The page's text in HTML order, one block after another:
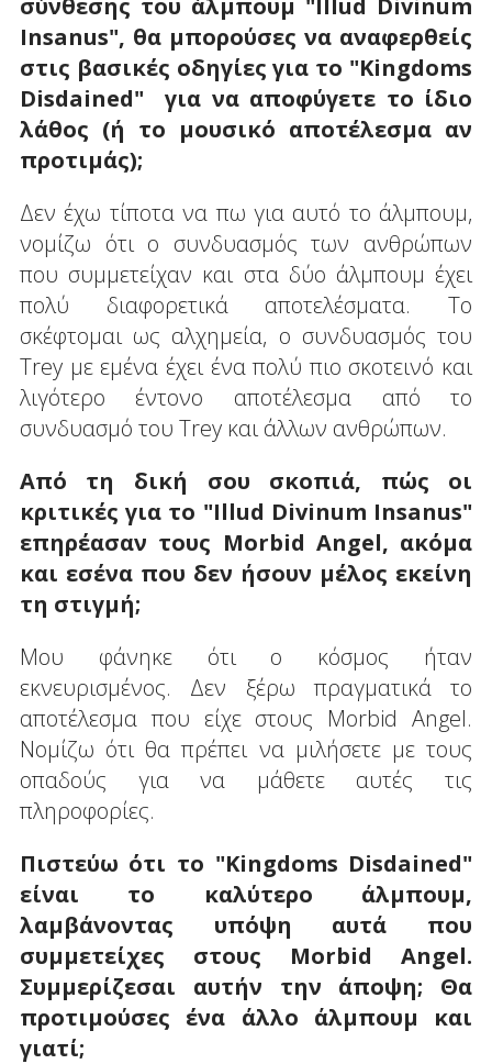
σύνθεσης του άλμπουμ "Illud Divinum
Insanus", θα μπορούσες να αναφερθείς
στις βασικές οδηγίες για το "Kingdoms
Disdained" για να αποφύγετε το ίδιο
λάθος (ή το μουσικό αποτέλεσμα αν
προτιμάς);
Δεν έχω τίποτα να πω για αυτό το άλμπουμ,
νομίζω ότι ο συνδυασμός των ανθρώπων
που συμμετείχαν και στα δύο άλμπουμ έχει
πολύ διαφορετικά αποτελέσματα. Το
σκέφτομαι ως αλχημεία, ο συνδυασμός του
Trey με εμένα έχει ένα πολύ πιο σκοτεινό και
λιγότερο έντονο αποτέλεσμα από το
συνδυασμό του Trey και άλλων ανθρώπων.
Από τη δική σου σκοπιά, πώς οι
κριτικές για το "Illud Divinum Insanus"
επηρέασαν τους Morbid Angel, ακόμα
και εσένα που δεν ήσουν μέλος εκείνη
τη στιγμή;
Μου φάνηκε ότι ο κόσμος ήταν
εκνευρισμένος. Δεν ξέρω πραγματικά το
αποτέλεσμα που είχε στους Morbid Angel.
Νομίζω ότι θα πρέπει να μιλήσετε με τους
οπαδούς για να μάθετε αυτές τις
πληροφορίες.
Πιστεύω ότι το "Kingdoms Disdained"
είναι το καλύτερο άλμπουμ,
λαμβάνοντας υπόψη αυτά που
συμμετείχες στους Morbid Angel.
Συμμερίζεσαι αυτήν την άποψη; Θα
προτιμούσες ένα άλλο άλμπουμ και
γιατί;